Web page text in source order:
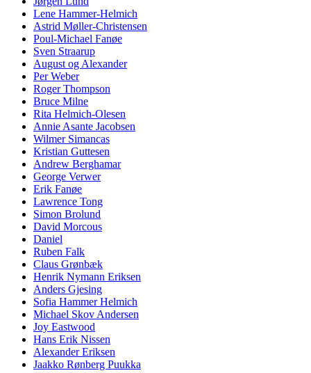
Lene Hammer-Helmich
Astrid Møller-Christensen
Poul-Michael Fanøe
Sven Straarup
August og Alexander
Per Weber
Roger Thompson
Bruce Milne
Rita Helmich-Olesen
Annie Asante Jacobsen
Wilmer Simancas
Kristian Guttesen
Andrew Berghamar
George Verwer
Erik Fanøe
Lawrence Tong
Simon Brolund
David Morcous
Daniel
Ruben Falk
Claus Grønbæk
Henrik Nymann Eriksen
Anders Gjesing
Sofia Hammer Helmich
Michael Skov Andersen
Joy Eastwood
Hans Erik Nissen
Alexander Eriksen
Jaakko Rønberg Puukka